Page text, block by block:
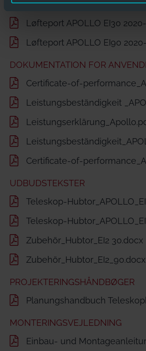
Løfteport APOLLO EI30
Løfteport APOLLO EI90
DOKUMENTATION FOR
Certificate-of-
Leistungsbeständigkeit
Certificate-of-
UDBUDSTEKSTER
Teleskop-
Teleskop-
Zubehör_Hubtor_EI2 30.docx
Zubehör_Hubtor_EI2_90.docx
PROJEKTERINGSHÅNDBØGER
Planungshandbuch
MONTERINGSVEJLEDNING
Einbau- und